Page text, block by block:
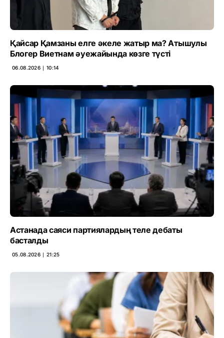
Қайсар Қамзаны елге әкеле жатыр ма? Атышулы
Блогер Виетнам әуежайында көзге түсті
06.08.2026 ∣ 10:14
Астанада саяси партиялардың теле дебаты
басталды
05.08.2026 ∣ 21:25